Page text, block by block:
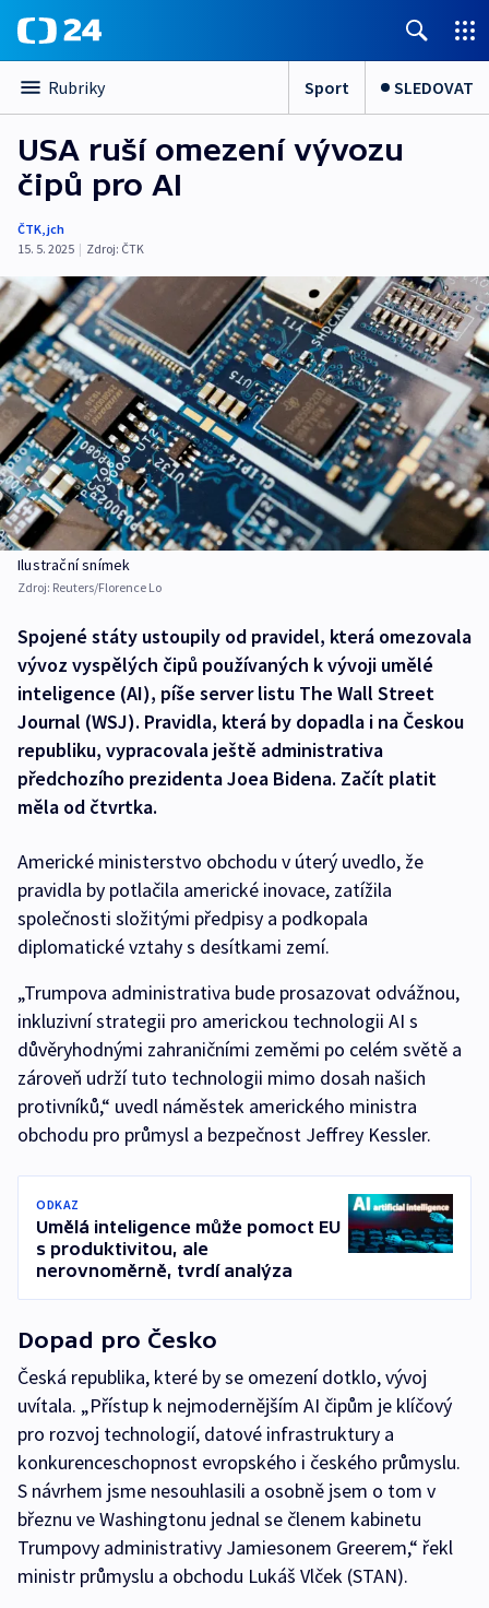
Rubriky Sport SLEDOVAT
USA ruší omezení vývozu
čipů pro AI
ČTK,jch
15. 5. 2025 | Zdroj: ČTK
Ilustrační snímek
Zdroj: Reuters/Florence Lo
Spojené státy ustoupily od pravidel, která omezovala
vývoz vyspělých čipů používaných k vývoji umělé
inteligence (AI), píše server listu The Wall Street
Journal (WSJ). Pravidla, která by dopadla i na Českou
republiku, vypracovala ještě administrativa
předchozího prezidenta Joea Bidena. Začít platit
měla od čtvrtka.
Americké ministerstvo obchodu v úterý uvedlo, že
pravidla by potlačila americké inovace, zatížila
společnosti složitými předpisy a podkopala
diplomatické vztahy s desítkami zemí.
„Trumpova administrativa bude prosazovat odvážnou,
inkluzivní strategii pro americkou technologii AI s
důvěryhodnými zahraničními zeměmi po celém světě a
zároveň udrží tuto technologii mimo dosah našich
protivníků,“ uvedl náměstek amerického ministra
obchodu pro průmysl a bezpečnost Jeffrey Kessler.
ODKAZ
Umělá inteligence může pomoct EU
s produktivitou, ale
nerovnoměrně, tvrdí analýza
Dopad pro Česko
Česká republika, které by se omezení dotklo, vývoj
uvítala. „Přístup k nejmodernějším AI čipům je klíčový
pro rozvoj technologií, datové infrastruktury a
konkurenceschopnost evropského i českého průmyslu.
S návrhem jsme nesouhlasili a osobně jsem o tom v
březnu ve Washingtonu jednal se členem kabinetu
Trumpovy administrativy Jamiesonem Greerem,“ řekl
ministr průmyslu a obchodu Lukáš Vlček (STAN).